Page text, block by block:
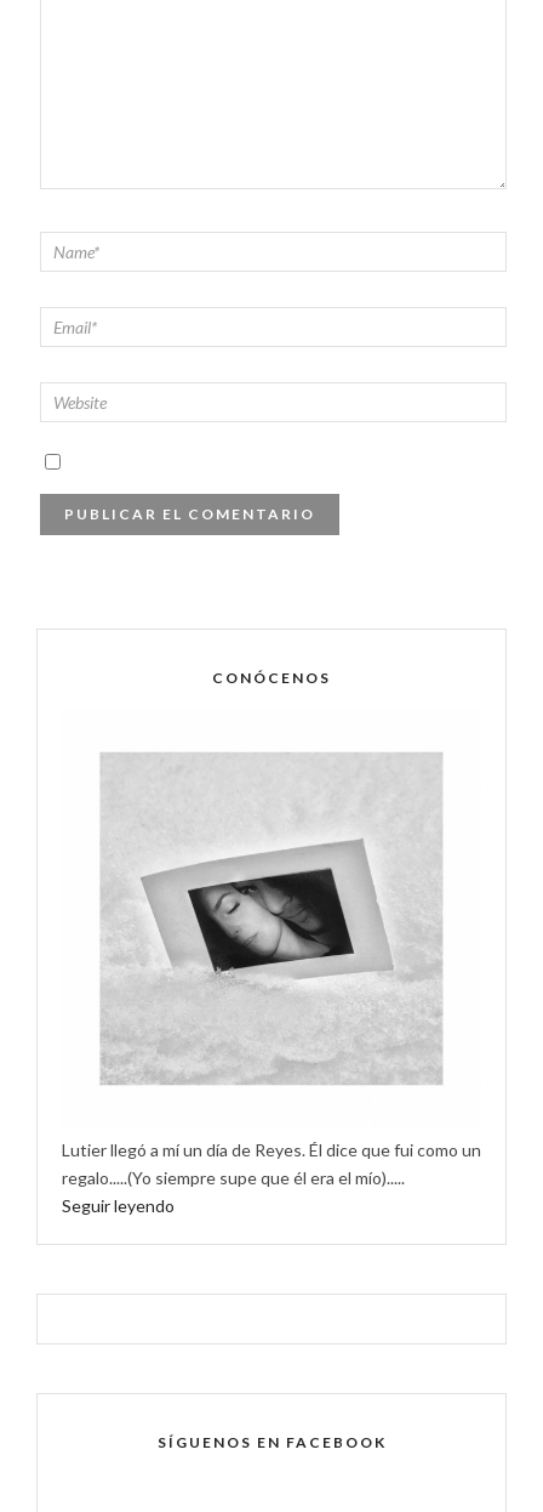
CONÓCENOS
Lutier llegó a mí un día de Reyes. Él dice que fui como un
regalo.....(Yo siempre supe que él era el mío).....
Seguir leyendo
SÍGUENOS EN FACEBOOK